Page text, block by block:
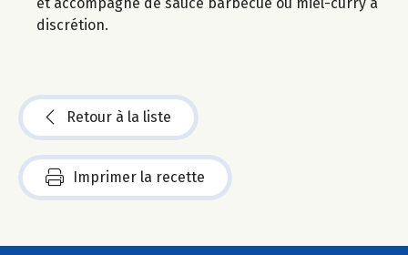
discrétion.
Retour à la liste
Imprimer la recette